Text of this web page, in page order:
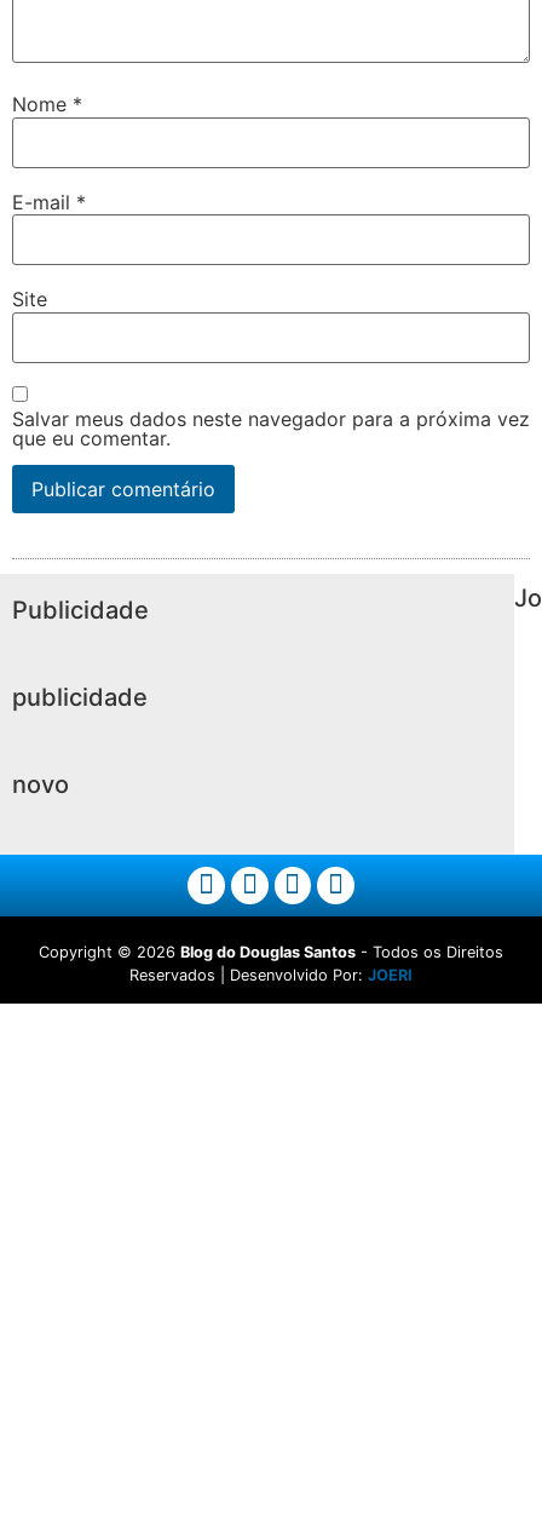
Nome *
E-mail *
Site
Salvar meus dados neste navegador para a próxima vez
que eu comentar.
Publicidade
publicidade
novo
Jo
Copyright © 2026 Blog do Douglas Santos - Todos os Direitos
Reservados | Desenvolvido Por: JOERI